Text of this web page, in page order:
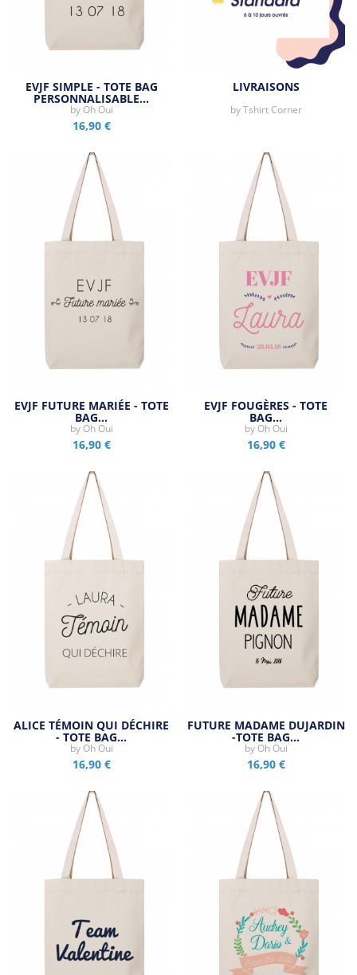
EVJF SIMPLE - TOTE BAG
PERSONNALISABLE…
by Oh Oui
16,90 €
LIVRAISONS
byTshirt Corner
EVJF FUTURE MARIÉE - TOTE
BAG…
by Oh Oui
16,90 €
EVJF FOUGÈRES - TOTE
BAG…
by Oh Oui
16,90 €
ALICE TÉMOIN QUI DÉCHIRE
- TOTE BAG…
by Oh Oui
16,90 €
FUTURE MADAME DUJARDIN
-TOTE BAG…
by Oh Oui
16,90 €